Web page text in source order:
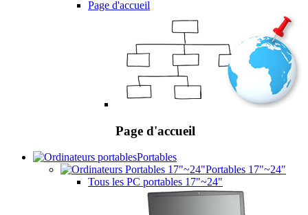
Page d'accueil
Page d'accueil
Portables
Portables 17"~24"
Tous les PC portables 17"~24"